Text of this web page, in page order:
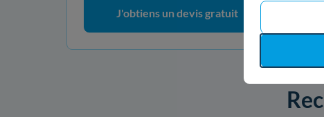
J'obtiens un devis gratuit